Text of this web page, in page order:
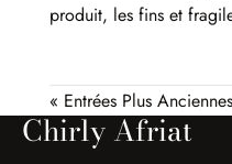
produit, les fins et
« Entrées Plus Anciennes
Chirly Afriat